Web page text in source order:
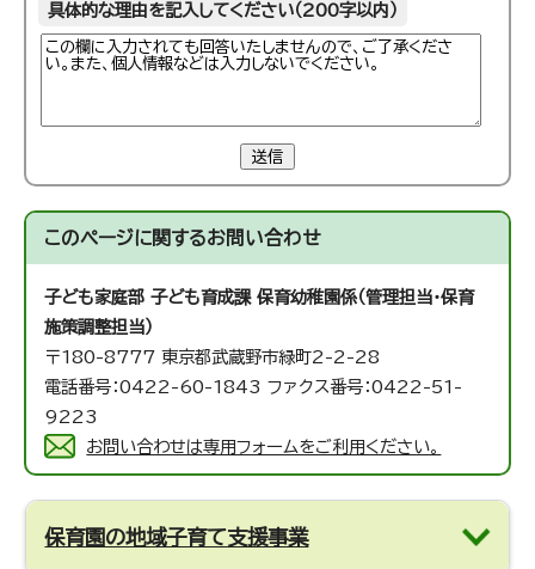
具体的な理由を記入してください（200字以内）
送信
このページに関するお問い合わせ
子ども家庭部 子ども育成課 保育幼稚園係（管理担当・保育
施策調整担当）
〒180-8777 東京都武蔵野市緑町2-2-28
電話番号：0422-60-1843 ファクス番号：0422-51-
9223
お問い合わせは専用フォームをご利用ください。
保育園の地域子育て支援事業